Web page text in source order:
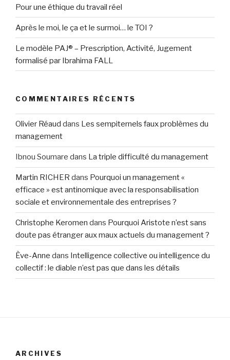
Pour une éthique du travail réel
Après le moi, le ça et le surmoi… le TOI ?
Le modèle PAJ® – Prescription, Activité, Jugement
formalisé par Ibrahima FALL
COMMENTAIRES RÉCENTS
Olivier Réaud dans Les sempiternels faux problèmes du
management
Ibnou Soumare dans La triple difficulté du management
Martin RICHER dans Pourquoi un management «
efficace » est antinomique avec la responsabilisation
sociale et environnementale des entreprises ?
Christophe Keromen dans Pourquoi Aristote n’est sans
doute pas étranger aux maux actuels du management ?
Ève-Anne dans Intelligence collective ou intelligence du
collectif : le diable n’est pas que dans les détails
ARCHIVES